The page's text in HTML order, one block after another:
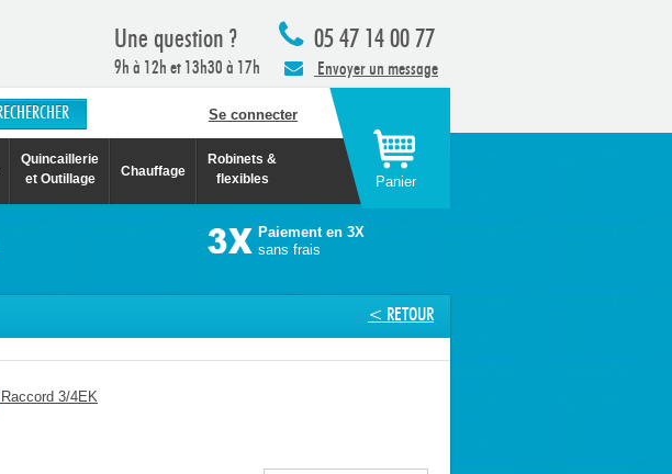
05 47 14 00 77
Envoyer un message
Une question ?
9h à 12h et 13h30 à 17h
Se connecter
Quincaillerie
et Outillage
Chauffage
Robinets &
flexibles
Panier
Paiement en 3X
sans frais
< RETOUR
Raccord 3/4EK